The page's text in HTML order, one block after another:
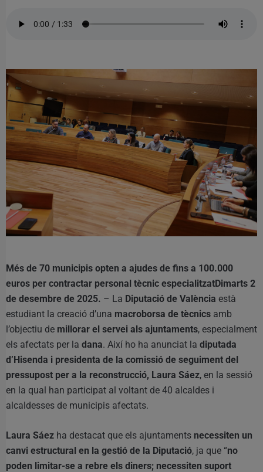
Més de 70 municipis opten a ajudes de fins a 100.000
euros per contractar personal tècnic especialitzatDimarts 2
de desembre de 2025. – La Diputació de València està
estudiant la creació d’una macroborsa de tècnics amb
l’objectiu de millorar el servei als ajuntaments, especialment
els afectats per la dana. Així ho ha anunciat la diputada
d’Hisenda i presidenta de la comissió de seguiment del
pressupost per a la reconstrucció, Laura Sáez, en la sessió
en la qual han participat al voltant de 40 alcaldes i
alcaldesses de municipis afectats.
Laura Sáez ha destacat que els ajuntaments necessiten un
canvi estructural en la gestió de la Diputació, ja que “no
poden limitar-se a rebre els diners; necessiten suport